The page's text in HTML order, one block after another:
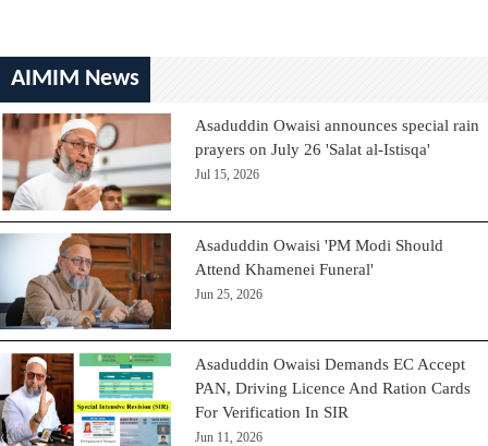
AIMIM News
Asaduddin Owaisi announces special rain
prayers on July 26 'Salat al-Istisqa'
Jul 15, 2026
Asaduddin Owaisi 'PM Modi Should
Attend Khamenei Funeral'
Jun 25, 2026
Asaduddin Owaisi Demands EC Accept
PAN, Driving Licence And Ration Cards
For Verification In SIR
Jun 11, 2026